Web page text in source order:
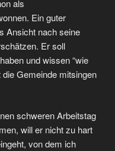
als
Ein guter
Ansicht nach seine
Er soll
und wissen “wie
Gemeinde mitsingen
schweren Arbeitstag
will er nicht zu hart
von dem ich